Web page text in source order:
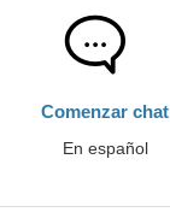
Comenzar chat
En español